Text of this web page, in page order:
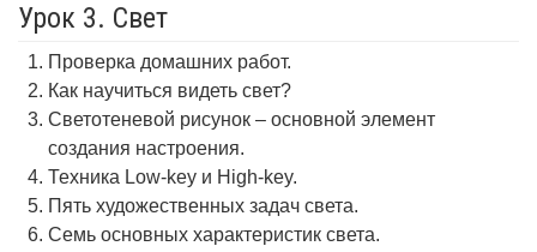
Урок 3. Свет
Проверка домашних работ.
Как научиться видеть свет?
Светотеневой рисунок – основной элемент
создания настроения.
Техника Low-key и High-key.
Пять художественных задач света.
Семь основных характеристик света.